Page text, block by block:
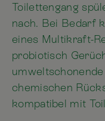
Toilettengang
nach. Bei Bedarf
eines Multikraft-
probiotisch
chemischen
kompatibel mit